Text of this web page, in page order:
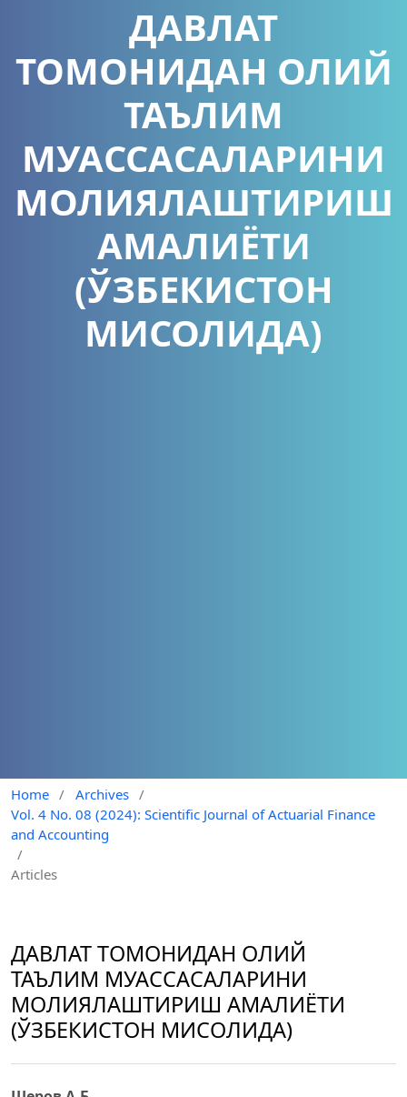
ДАВЛАТ
ТОМОНИДАН ОЛИЙ
ТАЪЛИМ
МУАССАСАЛАРИНИ
МОЛИЯЛАШТИРИШ
АМАЛИЁТИ
(ЎЗБЕКИСТОН
МИСОЛИДА)
Home / Archives /
Vol. 4 No. 08 (2024): Scientific Journal of Actuarial Finance
and Accounting
/
Articles
ДАВЛАТ ТОМОНИДАН ОЛИЙ
ТАЪЛИМ МУАССАСАЛАРИНИ
МОЛИЯЛАШТИРИШ АМАЛИЁТИ
(ЎЗБЕКИСТОН МИСОЛИДА)